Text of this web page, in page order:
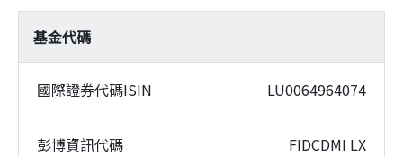
基金代碼
國際證券代碼ISIN LU0064964074
彭博資訊代碼 FIDCDMI LX